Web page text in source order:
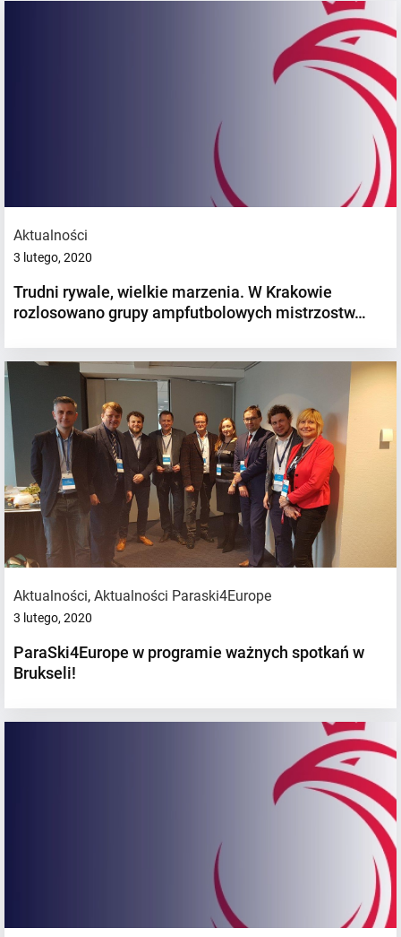
Aktualności
3 lutego, 2020
Trudni rywale, wielkie marzenia. W Krakowie
rozlosowano grupy ampfutbolowych mistrzostw…
Aktualności, Aktualności Paraski4Europe
3 lutego, 2020
ParaSki4Europe w programie ważnych spotkań w
Brukseli!